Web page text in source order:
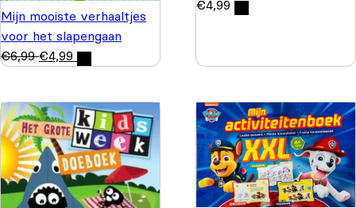
Mijn mooiste verhaaltjes
voor het slapengaan
€6,99 €4,99
€4,99